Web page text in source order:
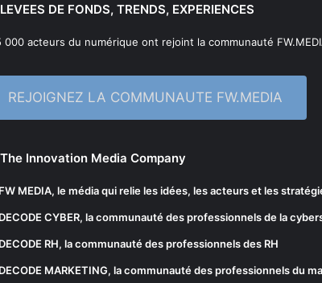
LEVEES DE FONDS, TRENDS, EXPERIENCES
000 acteurs du numérique ont rejoint la communauté
REJOIGNEZ LA COMMUNAUTE FW.MEDIA
The Innovation Media Company
FW MEDIA, le média qui relie les idées, les acteurs et les
DECODE CYBER, la communauté des professionnels de la
DECODE RH, la communauté des professionnels des RH
DECODE MARKETING, la communauté des professionnels du